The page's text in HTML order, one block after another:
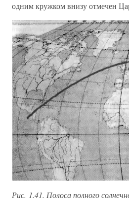
одним кружком внизу отмечен
Рис. 1.41. Полоса полного